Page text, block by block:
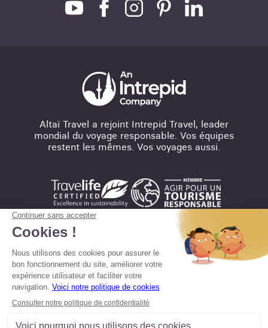
Altaï Travel a rejoint Intrepid Travel, leader
mondial du voyage responsable. Vos équipes
restent les mêmes. Vos voyages aussi.